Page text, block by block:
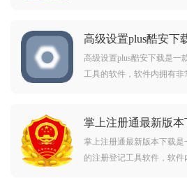
高级设置plus酷安下
高级设置plus酷安下载是一
工具的软件，软件内拥有
掌上注册通最新版本
掌上注册通最新版本下载
的注册登记工具软件，软